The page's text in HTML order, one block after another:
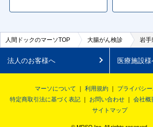
人間ドックのマーソTOP 大腸がん検診 岩手
法人のお客様へ 医療施設様
マーソについて 利用規約
プライバシ
特定商取引法に基づく表記
お問い合わせ 会社概
サイトマップ